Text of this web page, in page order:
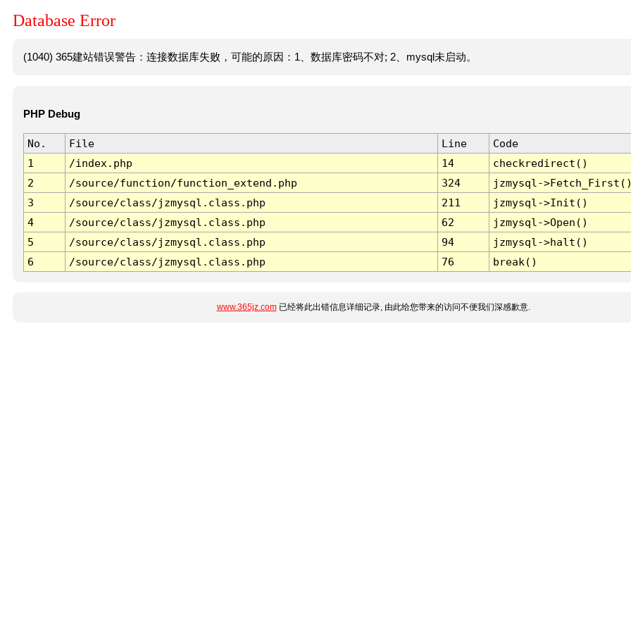
Database Error
(1040) 365建站错误警告：连接数据库失败，可能的原因：1、数据库密码不对; 2、mysql未启动。
PHP Debug
No. File Line
Code
1
/index.php 14
checkredirect()
2
/source/function/function_extend.php 324
jzmysql-
3
/source/class/jzmysql.class.php 211
jzmysql->Init()
4
/source/class/jzmysql.class.php 62
jzmysql->Open()
5
/source/class/jzmysql.class.php 94
jzmysql->halt()
6
/source/class/jzmysql.class.php 76 break()
www.365jz.com已经将此出错信息详细记录, 由此给您带来的访问不便我们深感歉意.